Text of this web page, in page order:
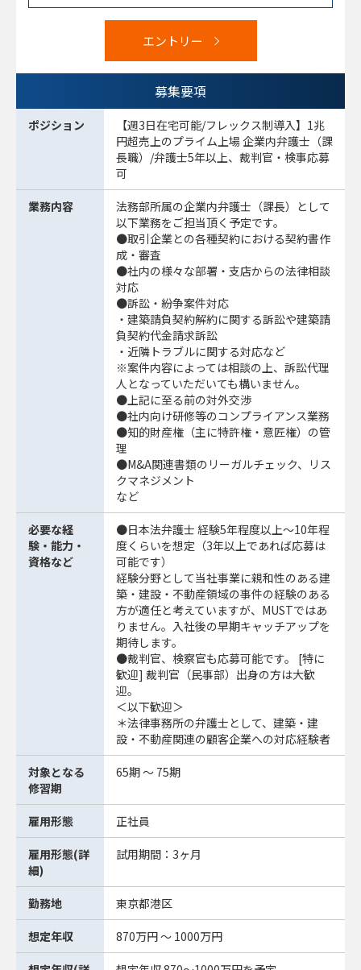
エントリー
募集要項
ポジション
【週3日在宅可能/フレックス制導入】1兆
円超売上のプライム上場 企業内弁護士（課
長職）/弁護士5年以上、裁判官・検事応募
可
業務内容
法務部所属の企業内弁護士（課長）として
以下業務をご担当頂く予定です。
●取引企業との各種契約における契約書作
成・審査
●社内の様々な部署・支店からの法律相談
対応
●訴訟・紛争案件対応
・建築請負契約解約に関する訴訟や建築請
負契約代金請求訴訟
・近隣トラブルに関する対応など
※案件内容によっては相談の上、訴訟代理
人となっていただいても構いません。
●上記に至る前の対外交渉
●社内向け研修等のコンプライアンス業務
●知的財産権（主に特許権・意匠権）の管
理
●M&A関連書類のリーガルチェック、リス
クマネジメント
など
必要な経
験・能力・
資格など
●日本法弁護士 経験5年程度以上～10年程
度くらいを想定（3年以上であれば応募は
可能です）
経験分野として当社事業に親和性のある建
築・建設・不動産領域の事件の経験のある
方が適任と考えていますが、MUSTではあ
りません。入社後の早期キャッチアップを
期待します。
●裁判官、検察官も応募可能です。 [特に
歓迎] 裁判官（民事部）出身の方は大歓
迎。
＜以下歓迎＞
＊法律事務所の弁護士として、建築・建
設・不動産関連の顧客企業への対応経験者
対象となる
修習期
65期 ～ 75期
雇用形態 正社員
雇用形態(詳
細)
試用期間：3ヶ月
勤務地 東京都港区
想定年収 870万円 ～ 1000万円